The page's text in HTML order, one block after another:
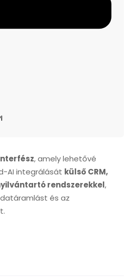
, amely lehetővé
AI integrálását külső CRM,
rendszerekkel,
és az